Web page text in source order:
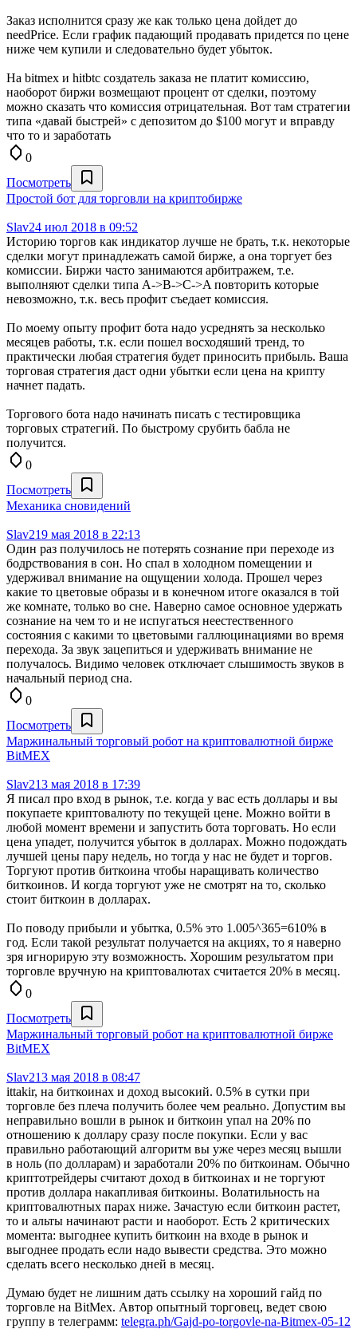
Заказ исполнится сразу же как только цена дойдет до
needPrice. Если график падающий продавать придется по цене
ниже чем купили и следовательно будет убыток.
На bitmex и hitbtc создатель заказа не платит комиссию,
наоборот биржи возмещают процент от сделки, поэтому
можно сказать что комиссия отрицательная. Вот там стратегии
типа «давай быстрей» с депозитом до $100 могут и вправду
что то и заработать
0
Посмотреть
Простой бот для торговли на криптобирже
Slav24 июл 2018 в 09:52
Историю торгов как индикатор лучше не брать, т.к. некоторые
сделки могут принадлежать самой бирже, а она торгует без
комиссии. Биржи часто занимаются арбитражем, т.е.
выполняют сделки типа A->B->C->A повторить которые
невозможно, т.к. весь профит съедает комиссия.
По моему опыту профит бота надо усреднять за несколько
месяцев работы, т.к. если пошел восходяший тренд, то
практически любая стратегия будет приносить прибыль. Ваша
торговая стратегия даст одни убытки если цена на крипту
начнет падать.
Торгового бота надо начинать писать с тестировщика
торговых стратегий. По быстрому срубить бабла не
получится.
0
Посмотреть
Механика сновидений
Slav219 мая 2018 в 22:13
Один раз получилось не потерять сознание при переходе из
бодрствования в сон. Но спал в холодном помещении и
удерживал внимание на ощущении холода. Прошел через
какие то цветовые образы и в конечном итоге оказался в той
же комнате, только во сне. Наверно самое основное удержать
сознание на чем то и не испугаться неестественного
состояния с какими то цветовыми галлюцинациями во время
перехода. За звук зацепиться и удерживать внимание не
получалось. Видимо человек отключает слышимость звуков в
начальный период сна.
0
Посмотреть
Маржинальный торговый робот на криптовалютной бирже
BitMEX
Slav213 мая 2018 в 17:39
Я писал про вход в рынок, т.е. когда у вас есть доллары и вы
покупаете криптовалюту по текущей цене. Можно войти в
любой момент времени и запустить бота торговать. Но если
цена упадет, получится убыток в долларах. Можно подождать
лучшей цены пару недель, но тогда у нас не будет и торгов.
Торгуют против биткоина чтобы наращивать количество
биткоинов. И когда торгуют уже не смотрят на то, сколько
стоит биткоин в долларах.
По поводу прибыли и убытка, 0.5% это 1.005^365=610% в
год. Если такой результат получается на акциях, то я наверно
зря игнорирую эту возможность. Хорошим результатом при
торговле вручную на криптовалютах считается 20% в месяц.
0
Посмотреть
Маржинальный торговый робот на криптовалютной бирже
BitMEX
Slav213 мая 2018 в 08:47
ittakir, на биткоинах и доход высокий. 0.5% в сутки при
торговле без плеча получить более чем реально. Допустим вы
неправильно вошли в рынок и биткоин упал на 20% по
отношению к доллару сразу после покупки. Если у вас
правильно работающий алгоритм вы уже через месяц вышли
в ноль (по долларам) и заработали 20% по биткоинам. Обычно
криптотрейдеры считают доход в биткоинах и не торгуют
против доллара накапливая биткоины. Волатильность на
криптовалютных парах ниже. Зачастую если биткоин растет,
то и альты начинают расти и наоборот. Есть 2 критических
момента: выгоднее купить биткоин на входе в рынок и
выгоднее продать если надо вывести средства. Это можно
сделать всего несколько дней в месяц.
Думаю будет не лишним дать ссылку на хороший гайд по
торговле на BitMex. Автор опытный торговец, ведет свою
группу в телеграмм: telegra.ph/Gajd-po-torgovle-na-Bitmex-05-12